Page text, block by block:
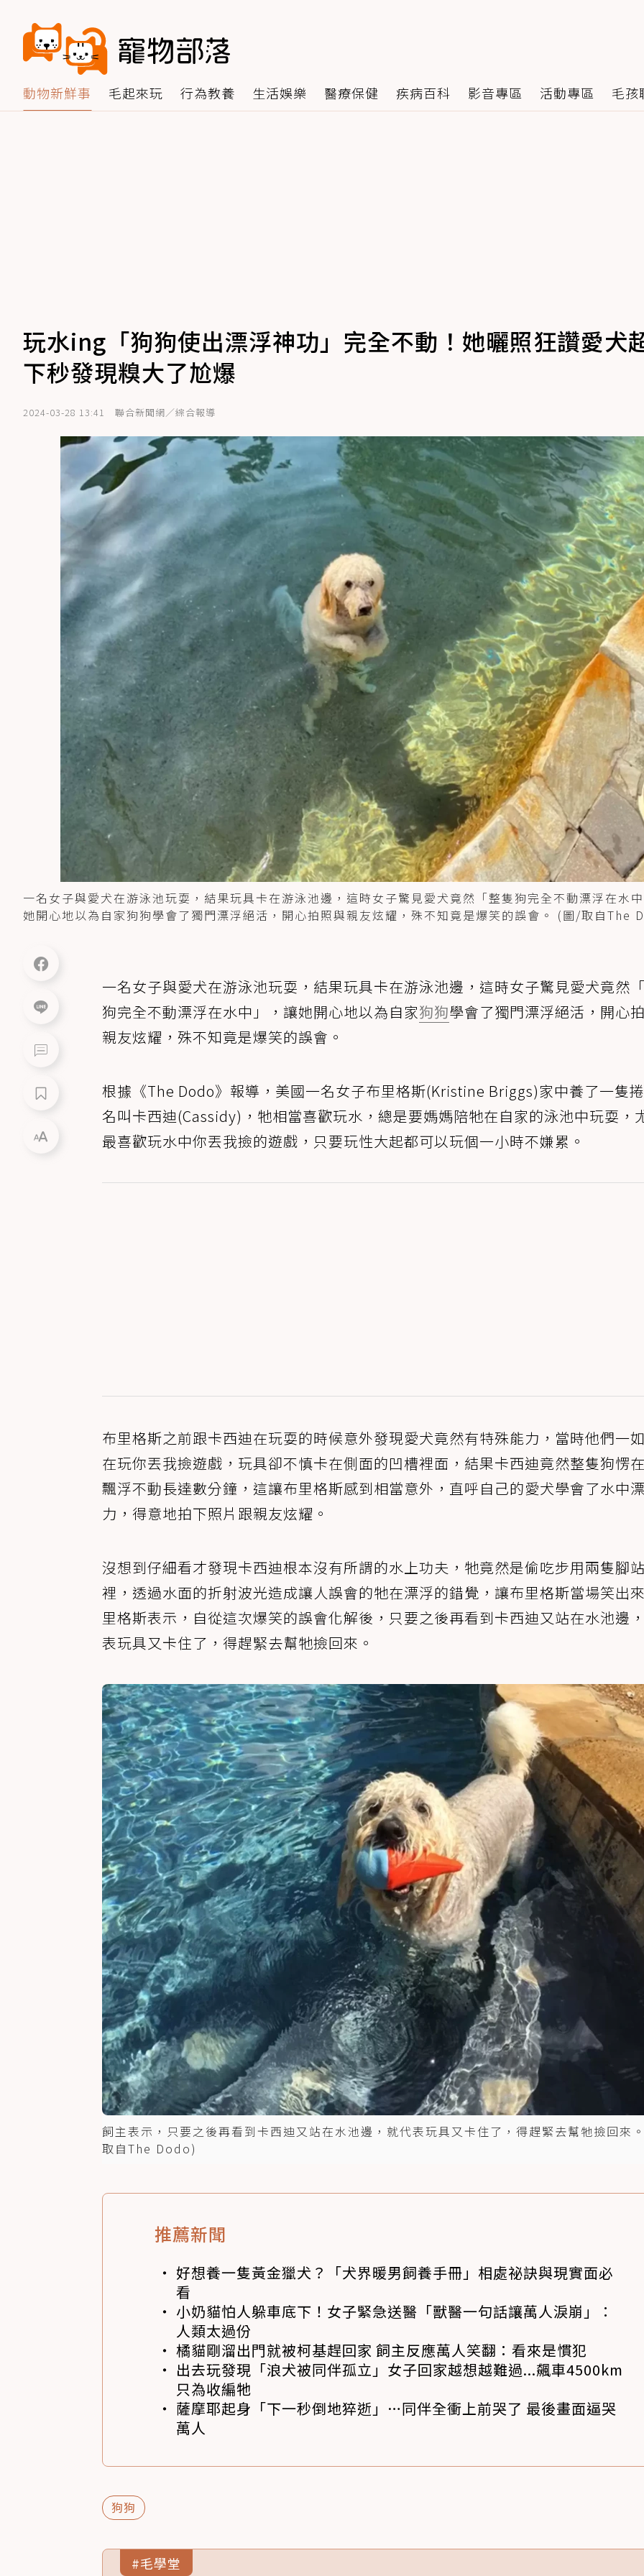
動物新鮮事 毛起來玩 行為教養 生活娛樂 醫療保健 疾病百科 影音專區 活動專區 毛孩
玩水ing「狗狗使出漂浮神功」完全不動！她曬照狂讚愛犬
下秒發現糗大了尬爆
2024-03-28 13:41 聯合新聞網／綜合報導
一名女子與愛犬在游泳池玩耍，結果玩具卡在游泳池邊，這時女子驚見愛犬竟然「整隻狗完全不動漂浮在水
她開心地以為自家狗狗學會了獨門漂浮絕活，開心拍照與親友炫耀，殊不知竟是爆笑的誤會。 (圖/取自The
一名女子與愛犬在游泳池玩耍，結果玩具卡在游泳池邊，這時女子驚見愛犬竟然
狗完全不動漂浮在水中」，讓她開心地以為自家狗狗學會了獨門漂浮絕活，開心
親友炫耀，殊不知竟是爆笑的誤會。
根據《The Dodo》報導，美國一名女子布里格斯(Kristine Briggs)家中養了一隻
名叫卡西迪(Cassidy)，牠相當喜歡玩水，總是要媽媽陪牠在自家的泳池中玩耍，
最喜歡玩水中你丟我撿的遊戲，只要玩性大起都可以玩個一小時不嫌累。
布里格斯之前跟卡西迪在玩耍的時候意外發現愛犬竟然有特殊能力，當時他們一
在玩你丟我撿遊戲，玩具卻不慎卡在側面的凹槽裡面，結果卡西迪竟然整隻狗愣
飄浮不動長達數分鐘，這讓布里格斯感到相當意外，直呼自己的愛犬學會了水中
力，得意地拍下照片跟親友炫耀。
沒想到仔細看才發現卡西迪根本沒有所謂的水上功夫，牠竟然是偷吃步用兩隻腳
裡，透過水面的折射波光造成讓人誤會的牠在漂浮的錯覺，讓布里格斯當場笑出
里格斯表示，自從這次爆笑的誤會化解後，只要之後再看到卡西迪又站在水池邊
表玩具又卡住了，得趕緊去幫牠撿回來。
飼主表示，只要之後再看到卡西迪又站在水池邊，就代表玩具又卡住了，得趕緊去幫牠撿回來
取自The Dodo)
推薦新聞
好想養一隻黃金獵犬？「犬界暖男飼養手冊」相處祕訣與現實面必
看
小奶貓怕人躲車底下！女子緊急送醫「獸醫一句話讓萬人淚崩」：
人類太過份
橘貓剛溜出門就被柯基趕回家 飼主反應萬人笑翻：看來是慣犯
出去玩發現「浪犬被同伴孤立」女子回家越想越難過...飆車4500km
只為收編牠
薩摩耶起身「下一秒倒地猝逝」…同伴全衝上前哭了 最後畫面逼哭
萬人
狗狗
#毛學堂